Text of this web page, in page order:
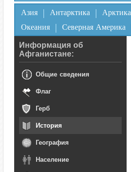
Азия Антарктика Арктика
Океания
Северная Америка
Информация об
Афганистане:
Общие сведения
Флаг
Герб
История
География
Население